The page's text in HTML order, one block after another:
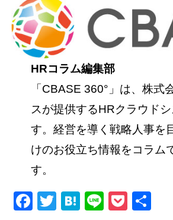
HRコラム編集部
「CBASE 360°」は、株式
スが提供するHRクラウド
す。経営を導く戦略人事を
けのお役立ち情報をコラム
す。
Facebook
Twitter
Hatena
Line